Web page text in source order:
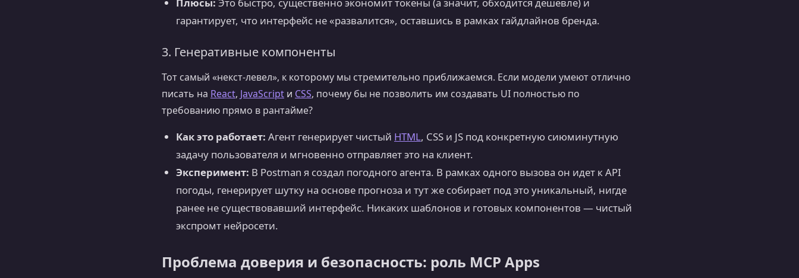
гарантирует, что интерфейс не «развалится», оставшись в рамках гайдлайнов бренда.
3. Генеративные компоненты
Тот самый «некст-левел», к которому мы стремительно приближаемся. Если модели умеют отлично
писать на React, JavaScript и CSS, почему бы не позволить им создавать UI полностью по
требованию прямо в рантайме?
Как это работает: Агент генерирует чистый HTML, CSS и JS под конкретную сиюминутную
задачу пользователя и мгновенно отправляет это на клиент.
Эксперимент: В Postman я создал погодного агента. В рамках одного вызова он идет к API
погоды, генерирует шутку на основе прогноза и тут же собирает под это уникальный, нигде
ранее не существовавший интерфейс. Никаких шаблонов и готовых компонентов — чистый
экспромт нейросети.
Проблема доверия и безопасность: роль MCP Apps